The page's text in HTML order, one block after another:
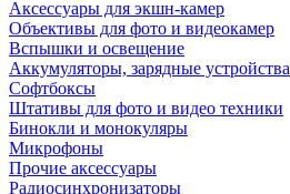
Аксессуары для экшн-камер
Объективы для фото и видеокамер
Вспышки и освещение
Аккумуляторы, зарядные устройства
Софтбоксы
Штативы для фото и видео техники
Бинокли и монокуляры
Микрофоны
Прочие аксессуары
Радиосинхронизаторы